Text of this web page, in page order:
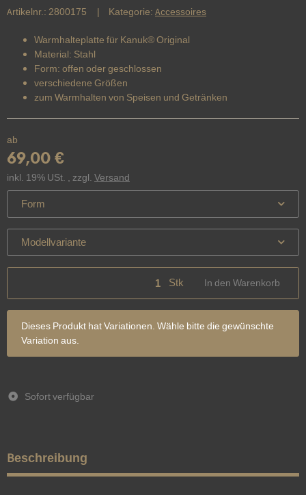
Artikelnr.: 2800175 Kategorie: Accessoires
Warmhalteplatte für Kanuk® Original
Material: Stahl
Form: offen oder geschlossen
verschiedene Größen
zum Warmhalten von Speisen und Getränken
ab
69,00 €
inkl. 19% USt. , zzgl. Versand
Form
Modellvariante
Stk In den Warenkorb
x
Dieses Produkt hat Variationen. Wähle bitte die gewünschte
Variation aus.
Sofort verfügbar
Beschreibung